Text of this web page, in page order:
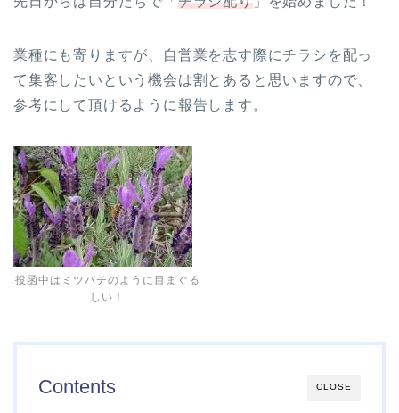
業種にも寄りますが、自営業を志す際にチラシを配っ
て集客したいという機会は割とあると思いますので、
参考にして頂けるように報告します。
投函中はミツバチのように目まぐる
しい！
CLOSE
Contents